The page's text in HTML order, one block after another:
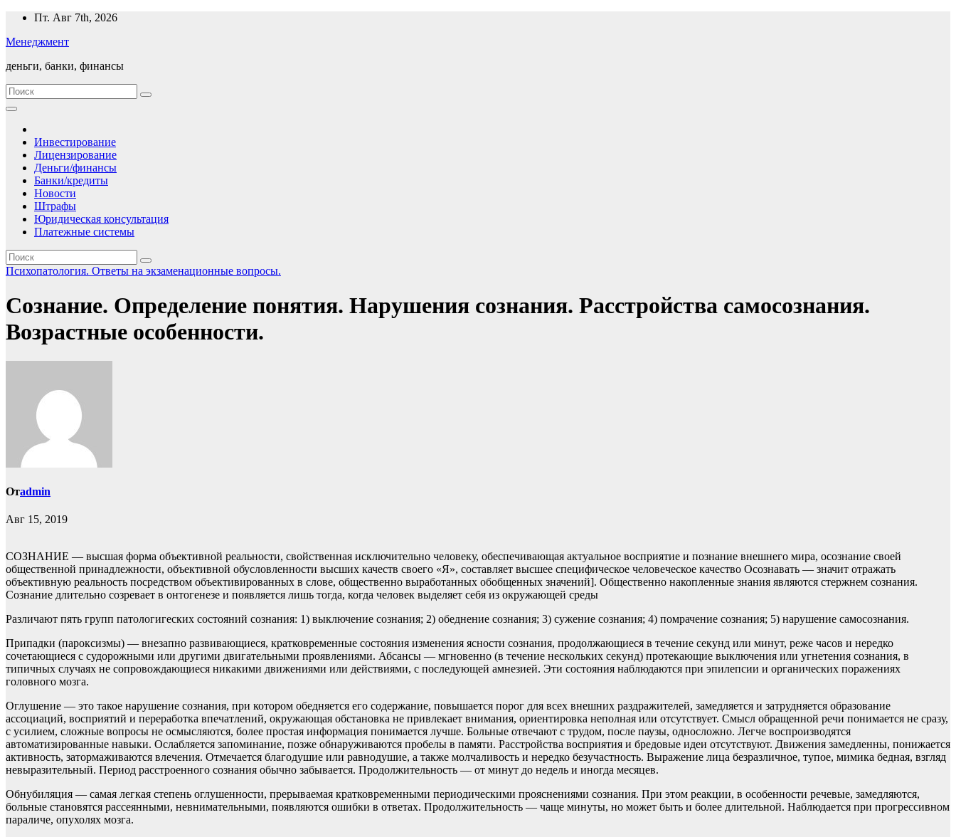
Перейти
содержимому
Пт. Авг 7th, 2026
Менеджмент
деньги, банки, финансы
Инвестирование
Лицензирование
Деньги/финансы
Банки/кредиты
Новости
Штрафы
Юридическая консультация
Платежные системы
Психопатология. Ответы на экзаменационные вопросы.
Сознание. Определение понятия. Нарушения сознания. Расстройства самосознания.
Возрастные особенности.
Отadmin
Авг 15, 2019
СОЗНАНИЕ — высшая форма объективной реальности, свойственная исключительно человеку, обеспечивающая актуальное восприятие и познание внешнего мира, осознание своей
общественной принадлежности, объективной обусловленности высших качеств своего «Я», составляет высшее специфическое человеческое качество Осознавать — значит отражать
объективную реальность посредством объективированных в слове, общественно выработанных обобщенных значений]. Общественно накопленные знания являются стержнем сознания.
Сознание длительно созревает в онтогенезе и появляется лишь тогда, когда человек выделяет себя из окружающей среды
Различают пять групп патологигеских состояний сознания: 1) выключение сознания; 2) обеднение сознания; 3) сужение сознания; 4) помрачение сознания; 5) нарушение самосознания.
Припадки (пароксизмы) — внезапно развивающиеся, кратковременные состояния изменения ясности сознания, продолжающиеся в течение секунд или минут, реже часов и нередко
сочетающиеся с судорожными или другими двигательными проявлениями. Абсансы — мгновенно (в течение нескольких секунд) протекающие выключения или угнетения сознания, в
типичных случаях не сопровождающиеся никакими движениями или действиями, с последующей амнезией. Эти состояния наблюдаются при эпилепсии и органических поражениях
головного мозга.
Оглушение — это такое нарушение сознания, при котором обедняется его содержание, повышается порог для всех внешних раздражителей, замедляется и затрудняется образование
ассоциаций, восприятий и переработка впечатлений, окружающая обстановка не привлекает внимания, ориентировка неполная или отсутствует. Смысл обращенной речи понимается не сразу,
с усилием, сложные вопросы не осмысляются, более простая информация понимается лучше. Больные отвечают с трудом, после паузы, односложно. Легче воспроизводятся
автоматизированные навыки. Ослабляется запоминание, позже обнаруживаются пробелы в памяти. Расстройства восприятия и бредовые идеи отсутствуют. Движения замедленны, понижается
активность, затормаживаются влечения. Отмечается благодушие или равнодушие, а также молчаливость и нередко безучастность. Выражение лица безразличное, тупое, мимика бедная, взгляд
невыразительный. Период расстроенного сознания обычно забывается. Продолжительность — от минут до недель и иногда месяцев.
Обнубиляция — самая легкая степень оглушенности, прерываемая кратковременными периодическими прояснениями сознания. При этом реакции, в особенности речевые, замедляются,
больные становятся рассеянными, невнимательными, появляются ошибки в ответах. Продолжительность — чаще минуты, но может быть и более длительной. Наблюдается при прогрессивном
параличе, опухолях мозга.